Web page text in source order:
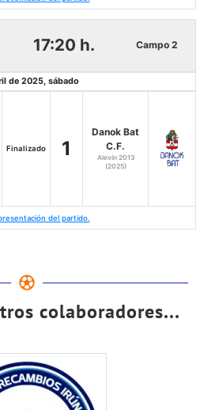
17:20 h. Campo 2
de 2025, sábado
Finalizado 1
Danok Bat
C.F.
Alevín 2013
(2025)
del partido.
colaboradores...